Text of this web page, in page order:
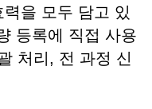
을 모두 담고 있
등록에 직접 사용
처리, 전 과정 신